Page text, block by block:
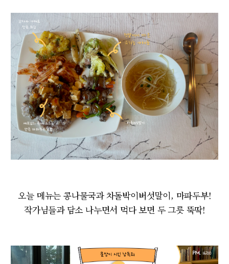
오늘 메뉴는 콩나물국과 차돌박이버섯말이, 마파두부!
작가님들과 담소 나누면서 먹다 보면 두 그릇 뚝딱!